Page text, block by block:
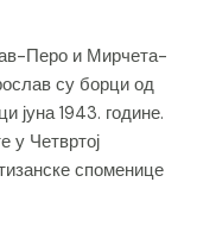
Перо и Мирчета-
су борци од
јуна 1943. године.
у Четвртој
споменице